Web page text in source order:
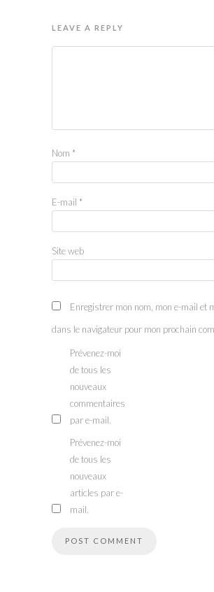
LEAVE A REPLY
Nom *
E-mail *
Site web
Enregistrer mon nom, mon e-mail et
dans le navigateur pour mon prochain
Prévenez-moi
de tous les
nouveaux
commentaires
par e-mail.
Prévenez-moi
de tous les
nouveaux
articles par e-
mail.